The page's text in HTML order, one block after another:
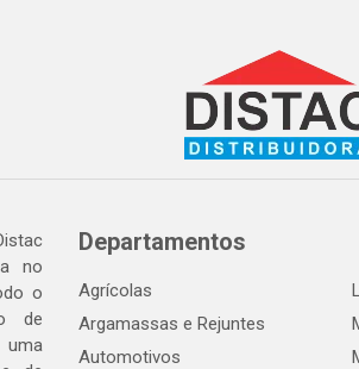
no
o
de
Departamentos
Agrícolas
Argamassas e Rejuntes
Automotivos